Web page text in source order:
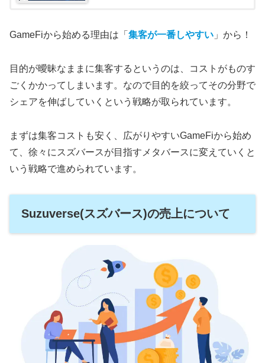
GameFiから始める理由は「 集客が一番しやすい 」から！
目的が曖昧なままに集客するというのは、コストがものす
ごくかかってしまいます。なので目的を絞ってその分野で
シェアを伸ばしていくという戦略が取られています。
まずは集客コストも安く、広がりやすいGameFiから始め
て、徐々にスズバースが目指すメタバースに変えていくと
いう戦略で進められています。
Suzuverse(スズバース)の売上について